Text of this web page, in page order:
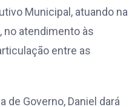
Municipal, atuando na
no atendimento às
entre as
de Governo, Daniel dará